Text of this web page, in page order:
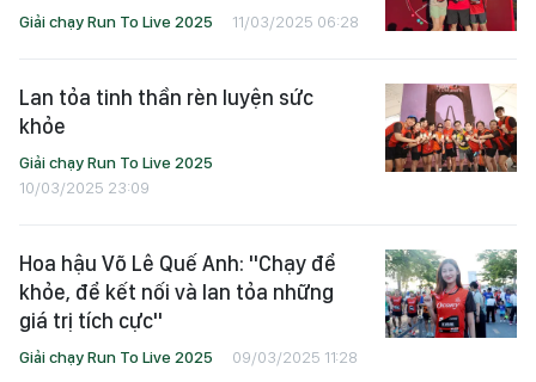
Giải chạy Run To Live 2025 11/03/2025 06:28
Lan tỏa tinh thần rèn luyện sức
khỏe
Giải chạy Run To Live 2025
10/03/2025 23:09
Hoa hậu Võ Lê Quế Anh: "Chạy để
khỏe, để kết nối và lan tỏa những
giá trị tích cực"
Giải chạy Run To Live 2025 09/03/2025 11:28